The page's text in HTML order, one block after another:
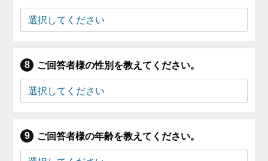
ご回答者様の性別を教えてください。
ご回答者様の年齢を教えてください。